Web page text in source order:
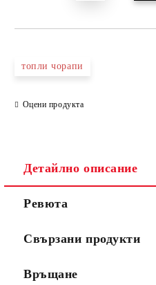
топли чорапи
Оцени продукта
Детайлно описание
Ревюта
Свързани продукти
Връщане